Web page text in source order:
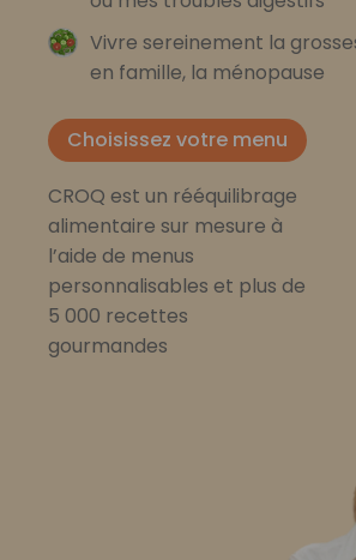
Vivre sereinement la
en famille, la ménopause
Choisissez votre menu
CROQ est un rééquilibrage
alimentaire sur mesure à
l’aide de menus
personnalisables et plus de
5 000 recettes
gourmandes